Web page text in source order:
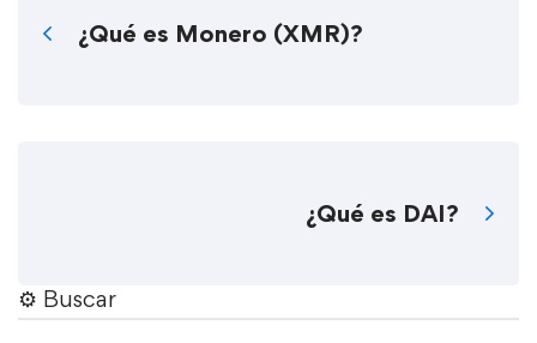
¿Qué es Monero (XMR)?
¿Qué es DAI?
⚙︎ Buscar